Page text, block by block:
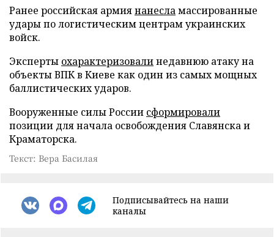
Ранее российская армиянанесламассированные
удары по логистическим центрам украинских
войск.
Эксперты охарактеризовалинедавнюю атаку на
объекты ВПК в Киеве как один из самых мощных
баллистических ударов.
Вооруженные силы России сформировали
позиции для начала освобождения Славянска и
Краматорска.
Текст: Вера Басилая
Подписывайтесь на наши
каналы